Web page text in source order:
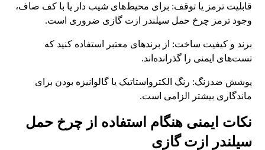
قابلیت ترمز یا توقف: برای محیط‌های شیب‌ دار یا با کف صاف،
وجود ترمز چرخ حمل سیلندر ازت گازی ضروری است.
برند و کیفیت ساخت: از برندهای معتبر استفاده کنید که
تست‌های ایمنی را گذرانده‌اند.
پوشش ضدزنگ: رنگ الکترواستاتیک یا گالوانیزه بودن برای
ماندگاری بیشتر الزامی است.
نکات ایمنی هنگام استفاده از چرخ حمل
سیلندر ازت گازی